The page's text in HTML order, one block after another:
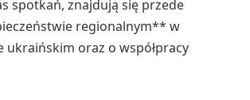
spotkań, znajdują się przede
regionalnym** w
oraz o współpracy